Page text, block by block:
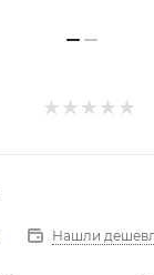
Нашли